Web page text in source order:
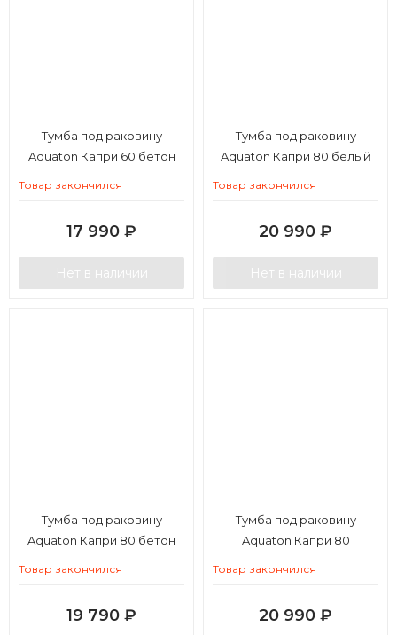
Тумба под раковину
Aquaton Капри 60 бетон
Товар закончился
17 990 ₽
Нет в наличии
Тумба под раковину
Aquaton Капри 80 белый
Товар закончился
20 990 ₽
Нет в наличии
Тумба под раковину
Aquaton Капри 80 бетон
Товар закончился
19 790 ₽
Тумба под раковину
Aquaton Капри 80
Товар закончился
20 990 ₽